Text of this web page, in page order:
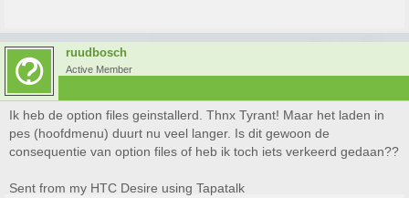
ruudbosch
Active Member
Ik heb de option files geinstallerd. Thnx Tyrant! Maar het laden in
pes (hoofdmenu) duurt nu veel langer. Is dit gewoon de
consequentie van option files of heb ik toch iets verkeerd gedaan??
Sent from my HTC Desire using Tapatalk